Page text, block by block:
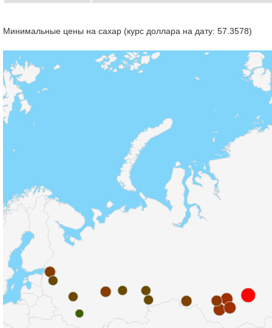
Минимальные цены на сахар (курс доллара на дату: 57.3578)